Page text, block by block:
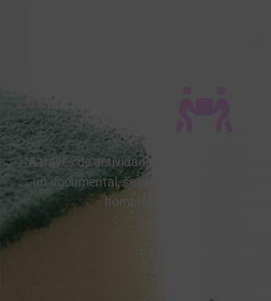
A través de actividades culturales que
un documental, se promoverá la
hombres en las tareas de